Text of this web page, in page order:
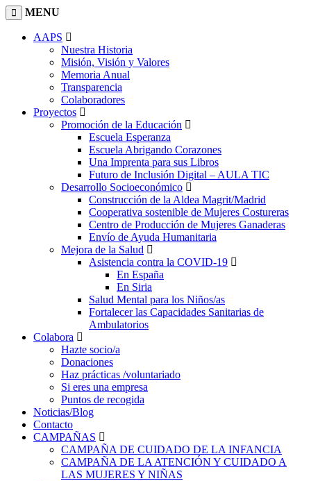
MENU
AAPS
Nuestra Historia
Misión, Visión y Valores
Memoria Anual
Transparencia
Colaboradores
Proyectos
Promoción de la Educación
Escuela Esperanza
Escuela Abrigando Corazones
Una Imprenta para sus Libros
Futuro de Inclusión Digital – AULA TIC
Desarrollo Socioeconómico
Construcción de la Aldea Magrit/Madrid
Cooperativa sostenible de Mujeres Costureras
Centro de Producción de Mujeres Ganaderas
Envío de Ayuda Humanitaria
Mejora de la Salud
Asistencia contra la COVID-19
En España
En Siria
Salud Mental para los Niños/as
Fortalecer las Capacidades Sanitarias de
Ambulatorios
Colabora
Hazte socio/a
Donaciones
Haz prácticas /voluntariado
Si eres una empresa
Puntos de recogida
Noticias/Blog
Contacto
CAMPAÑAS
CAMPAÑA DE CUIDADO DE LA INFANCIA
CAMPAÑA DE LA ATENCIÓN Y CUIDADO A
LAS MUJERES Y NIÑAS